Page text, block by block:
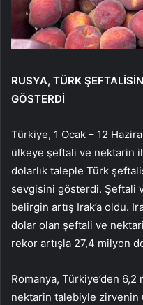
RUSYA, TÜRK
GÖSTERDİ
Türkiye, 1 Ocak – 12
ülkeye şeftali ve nektarin
dolarlık taleple Türk
sevgisini gösterdi. Şeftali
belirgin artış Irak’a oldu.
dolar olan şeftali ve
rekor artışla 27,4 milyon
Romanya, Türkiye’den
nektarin talebiyle zirvenin